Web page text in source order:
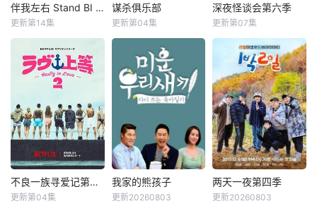
伴我左右 Stand BI Me
&nbsp;&nbsp;&nb
sp;&nbsp;&nbsp;&
nbsp;&nbsp;&nbs
p;&nbsp;&nbsp;&n
部性别盲选约会真
人秀，展现多样爱
情的可能性。 他爱
她，他爱他，她爱
她。 是兄弟，是姐
妹，是情敌。 今天
爱男人明天爱女
伴我左右 Stand BI Me
更新第14集
谋杀俱乐部
&nbsp;&nbsp;&nb
sp;&nbsp;&nbsp;&
nbsp;&nbsp;&nbs
Faker、东方神起
的最强昌珉、TXT
的杋圭等神级阵容
破天荒集结，同场
大玩推理游戏！面
对真真假假的线索
谋杀俱乐部
更新第04集
深夜怪谈会第六季
金浩英
深夜怪谈会第六季
更新第07集
不良一族寻爱记第二季 不良一族寻爱记第二季
更新第04集
我家的熊孩子
我家的熊孩子
更新20260803
两天一夜第四季
两天一夜第四季
更新20260803